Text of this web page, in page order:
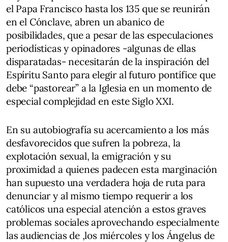
el Papa Francisco hasta los 135 que se reunirán
en el Cónclave, abren un abanico de
posibilidades, que a pesar de las especulaciones
periodísticas y opinadores -algunas de ellas
disparatadas- necesitarán de la inspiración del
Espíritu Santo para elegir al futuro pontífice que
debe “pastorear” a la Iglesia en un momento de
especial complejidad en este Siglo XXI.
En su autobiografía su acercamiento a los más
desfavorecidos que sufren la pobreza, la
explotación sexual, la emigración y su
proximidad a quienes padecen esta marginación
han supuesto una verdadera hoja de ruta para
denunciar y al mismo tiempo requerir a los
católicos una especial atención a estos graves
problemas sociales aprovechando especialmente
las audiencias de ,los miércoles y los Ángelus de